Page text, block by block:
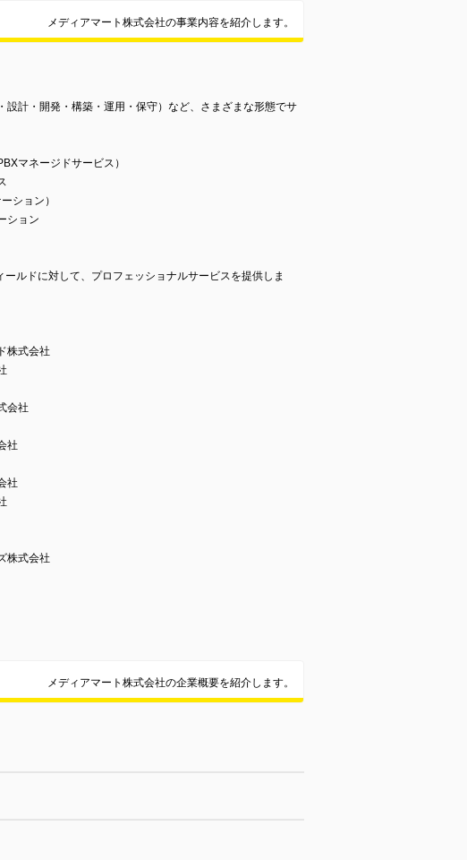
メディアマート株式会社の事業内容を紹介します。
設計・開発・構築・運用・保守）など、さまざまな形態でサ
マネージドサービス）
ション）
ション
ールドに対して、プロフェッショナルサービスを提供しま
株式会社
会社
社
社
株式会社
メディアマート株式会社の企業概要を紹介します。